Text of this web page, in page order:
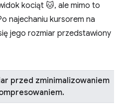
kociąt 🐱, ale mimo to
najechaniu kursorem na
jego rozmiar przedstawiony
przed zminimalizowaniem